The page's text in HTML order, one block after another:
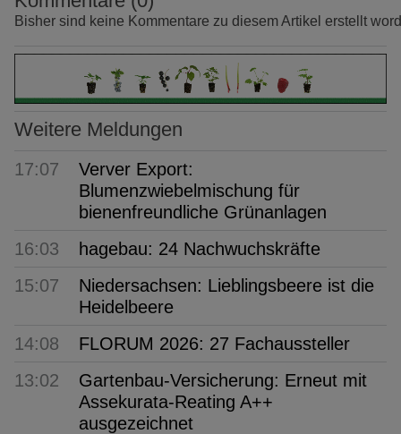
Bisher sind keine Kommentare zu diesem Artikel erstellt
Weitere Meldungen
17:07
Verver Export:
Blumenzwiebelmischung für
bienenfreundliche Grünanlagen
16:03
hagebau: 24 Nachwuchskräfte
15:07
Niedersachsen: Lieblingsbeere ist die
Heidelbeere
14:08
FLORUM 2026: 27 Fachaussteller
13:02
Gartenbau-Versicherung: Erneut mit
Assekurata-Reating A++
ausgezeichnet